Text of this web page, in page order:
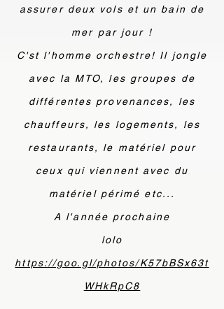
assurer deux vols et un bain de
mer par jour !
C'st l'homme orchestre! Il jongle
avec la MTO, les groupes de
différentes provenances, les
chauffeurs, les logements, les
restaurants, le matériel pour
ceux qui viennent avec du
matériel périmé etc...
A l'année prochaine
lolo
https://goo.gl/photos/K57bBSx63t
WHkRpC8